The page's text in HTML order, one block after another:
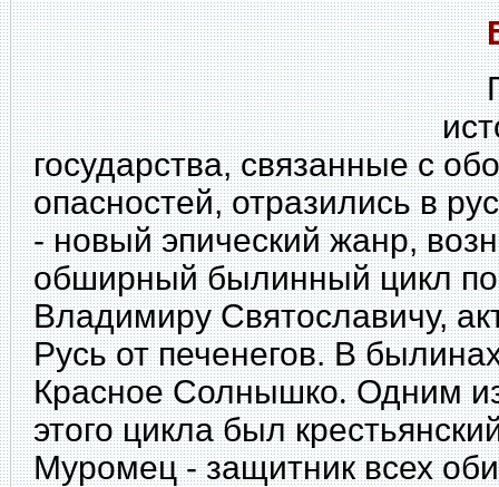
государства, связанные с
опасностей, отразились в
- новый эпический жанр,
обширный былинный цикл
Владимиру Святославичу,
Русь от печенегов. В
Красное Солнышко.Одним из
этого цикла был
Муромец - защитник всех